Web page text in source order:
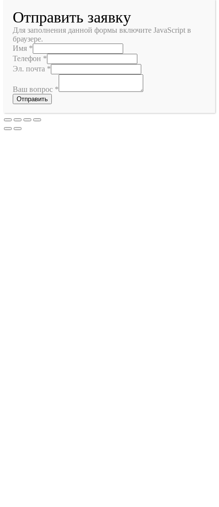
Отправить заявку
Для заполнения данной формы включите JavaScript в
браузере.
Имя *
Телефон *
Эл. почта *
Ваш вопрос *
Отправить